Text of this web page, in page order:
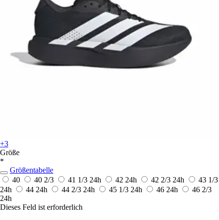
+3
Größe
*
Größentabelle
40
40 2/3 41 1/3 24h 42 24h 42 2/3 24h
43 1/3
24h
44 24h 44 2/3 24h 45 1/3 24h 46 24h
46 2/3
24h
Dieses Feld ist erforderlich